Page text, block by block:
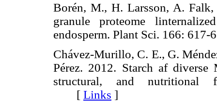
Borén, M., H. Larsson, A. Falk,
granule proteome
endosperm. Plant Sci. 166:
Chávez-Murillo, C. E., G.
Pérez. 2012. Starch af diverse
structural, and nutritional
[ Links ]